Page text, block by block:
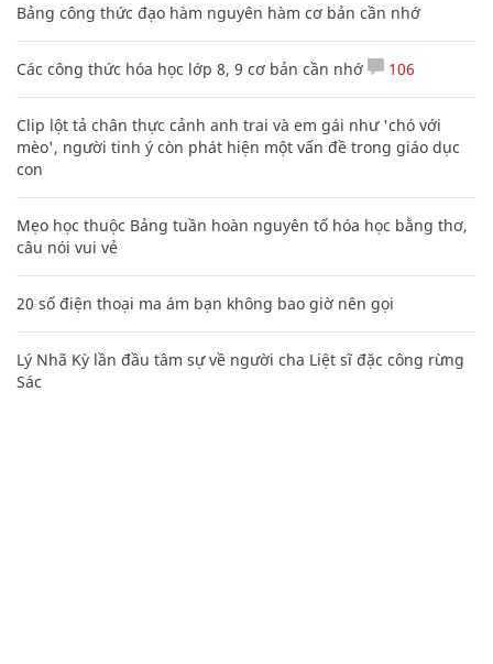
Bảng công thức đạo hàm nguyên hàm cơ bản cần nhớ
Các công thức hóa học lớp 8, 9 cơ bản cần nhớ 106
Clip lột tả chân thực cảnh anh trai và em gái như 'chó với
mèo', người tinh ý còn phát hiện một vấn đề trong giáo dục
con
Mẹo học thuộc Bảng tuần hoàn nguyên tố hóa học bằng thơ,
câu nói vui vẻ
20 số điện thoại ma ám bạn không bao giờ nên gọi
Lý Nhã Kỳ lần đầu tâm sự về người cha Liệt sĩ đặc công rừng
Sác